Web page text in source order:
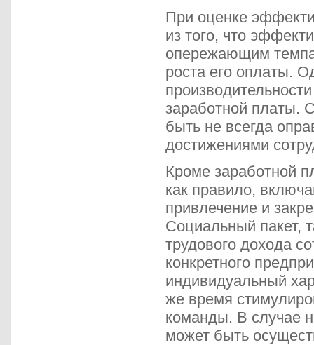
При оценке
из того, что
опережающим
роста его оплаты.
заработной платы.
быть не всегда
достижениями
Кроме заработной
как правило,
привлечение и
Социальный пакет,
трудового дохода
конкретного
индивидуальный
же время
команды. В случае
может быть